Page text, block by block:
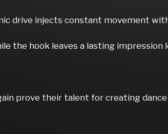
drive injects constant movement
the hook leaves a lasting
prove their talent for creating